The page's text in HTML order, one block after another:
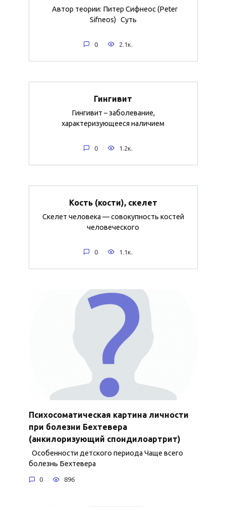
Автор теории: Питер Сифнеос (Peter
Sifneos) Суть
0 2.1к.
Гингивит
Гингивит – заболевание,
характеризующееся наличием
0 1.2к.
Кость (кости), скелет
Скелет человека — совокупность костей
человеческого
0 1.1к.
Психосоматическая картина личности
при болезни Бехтевера
(анкилоризующий спондилоартрит)
Особенности детского периода Чаще всего
болезнь Бехтевера
0 896